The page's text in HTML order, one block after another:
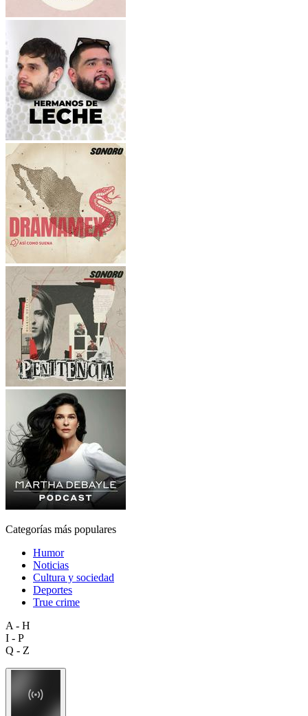
Categorías más populares
Humor
Noticias
Cultura y sociedad
Deportes
True crime
A - H
I - P
Q - Z